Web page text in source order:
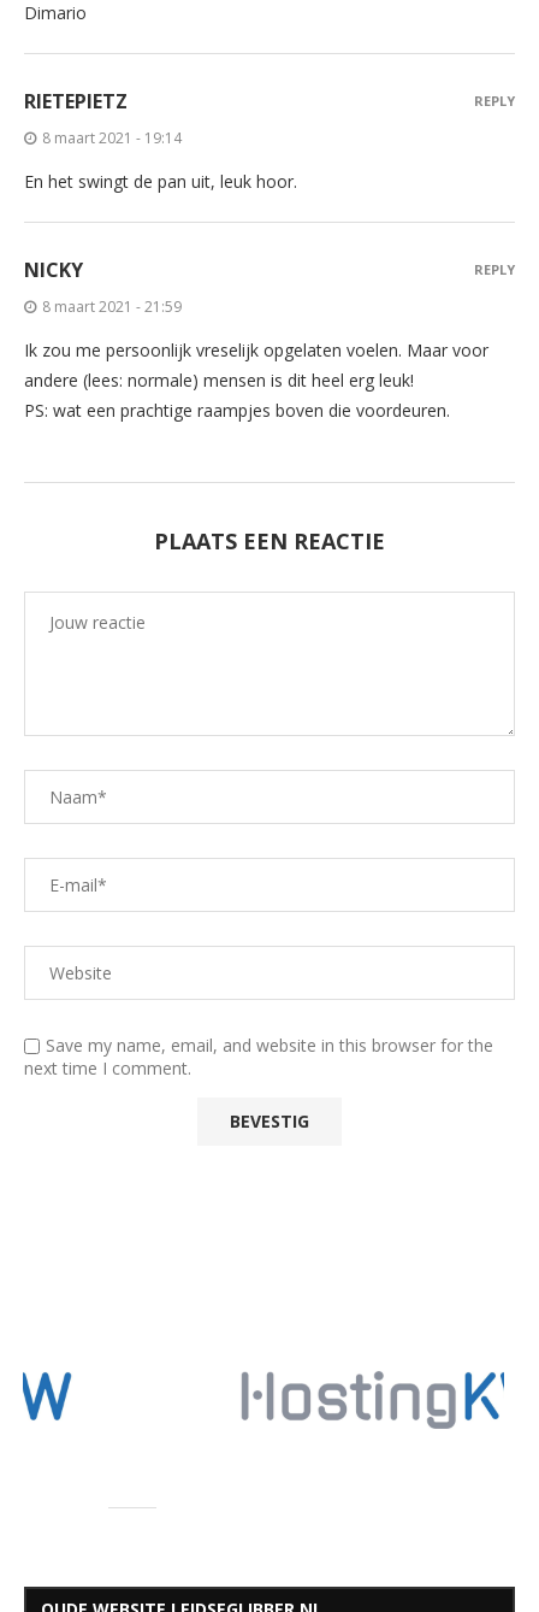
Dimario
RIETEPIETZ
8 maart 2021 - 19:14
En het swingt de pan uit, leuk hoor.
REPLY
NICKY
8 maart 2021 - 21:59
Ik zou me persoonlijk vreselijk opgelaten voelen. Maar voor
andere (lees: normale) mensen is dit heel erg leuk!
PS: wat een prachtige raampjes boven die voordeuren.
REPLY
PLAATS EEN REACTIE
Save my name, email, and website in this browser for the
next time I comment.